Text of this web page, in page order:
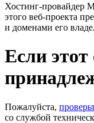
Хостинг-провайдер
этого веб-проекта
и доменами его
Если этот
Пожалуйста,
со службой